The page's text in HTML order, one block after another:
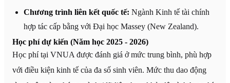
Chương trình liên kết quốc tế: Ngành Kinh tế tài chính
hợp tác cấp bằng với Đại học Massey (New Zealand).
Học phí dự kiến (Năm học 2025 - 2026)
Học phí tại VNUA được đánh giá ở mức trung bình, phù hợp
với điều kiện kinh tế của đa số sinh viên. Mức thu dao động